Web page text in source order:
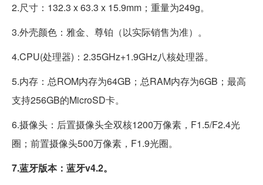
2.尺寸：132.3 x 63.3 x 15.9mm；重量为249g。
3.外壳颜色：雅金、尊铂（以实际销售为准）。
4.CPU(处理器)：2.35GHz+1.9GHz八核处理器。
5.内存：总ROM内存为64GB；总RAM内存为6GB；最高
支持256GB的MicroSD卡。
6.摄像头：后置摄像头全双核1200万像素，F1.5/F2.4光
圈；前置摄像头500万像素，F1.9光圈。
7.蓝牙版本：蓝牙v4.2。